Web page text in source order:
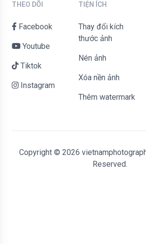
THEO DÕI
Facebook
Youtube
Tiktok
Instagram
TIỆN ÍCH
Thay đổi kích
thước ảnh
Nén ảnh
Xóa nền ảnh
Thêm watermark
Copyright © 2026
Reserved.